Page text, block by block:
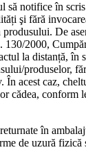
să notifice în
şi fără
De
2000,
la distanță, în
produselor,
În acest caz,
cădea, conform
în
de uzură fizică